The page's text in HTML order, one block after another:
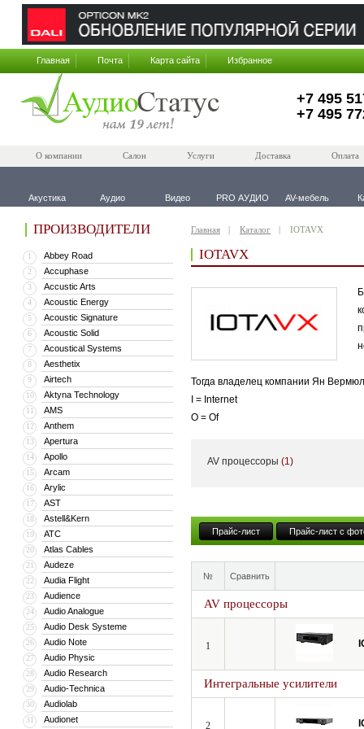
Главная Почта Карта сайта Избранное
+7 495
+7 495
О компании Салон Услуги Доставка Оплата
Акустика Аудио Видео PRO АУДИО AV-мебель
ПРОИЗВОДИТЕЛИ
1 Abbey Road
2 Accuphase
3 Accustic Arts
4 Acoustic Energy
5 Acoustic Signature
6 Acoustic Solid
7 Acoustical Systems
8 Aesthetix
9 Airtech
10 Aktyna Technology
11 AMS
12 Anthem
13 Apertura
14 Apollo
15 Arcam
16 Arylic
17 AST
18 Astell&Kern
19 ATC
20 Atlas Cables
21 Audeze
22 Audia Flight
23 Audience
24 Audio Analogue
25 Audio Desk Systeme
26 Audio Note
27 Audio Physic
28 Audio Research
29 Audio-Technica
30 Audiolab
31 Audionet
Главная Каталог IOTAVX
IOTAVX
Тогда владелец компании Ян
I = Internet
O = Of
Хотя это выглядело очень
качестве своего продукта и
дизайнерами всех своих
продано всего 5 штук, пока
настоящий аудиофильский
Разработки компании
Ян Вермюлен говорит о
AV процессоры (1)
Прайс-лист Прайс-лист с
№ Сравнить
AV процессоры
1
Интегральные усилители
2